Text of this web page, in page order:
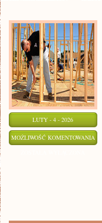
LUTY - 4 - 2026
MOŻLIWOŚĆ KOMENTOWANIA